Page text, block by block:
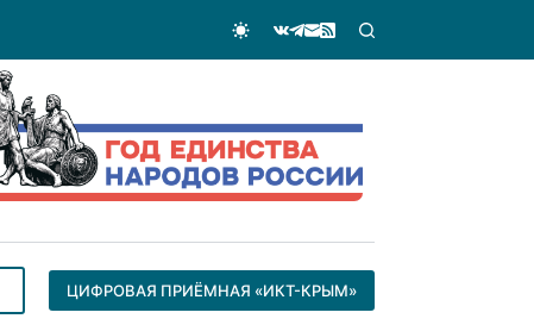
ЦИФРОВАЯ ПРИЁМНАЯ «ИКТ-КРЫМ»